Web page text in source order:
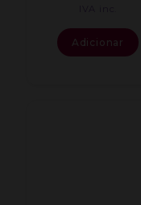
Adicionar